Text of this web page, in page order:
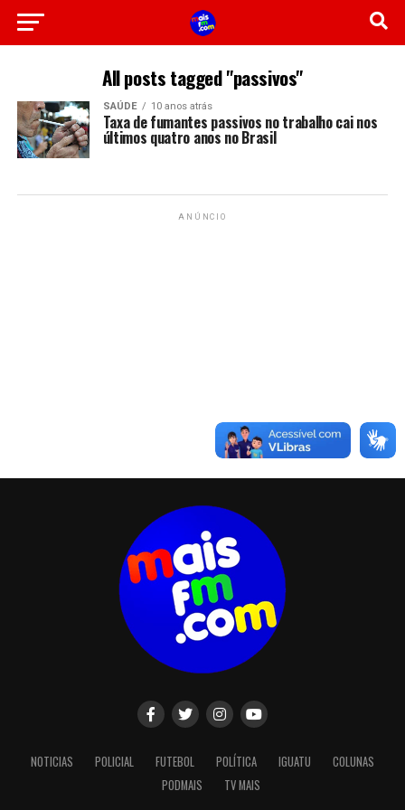
All posts tagged "passivos"
SAÚDE 10 anos atrás
Taxa de fumantes passivos no trabalho cai nos
últimos quatro anos no Brasil
ANÚNCIO
NOTICIAS POLICIAL FUTEBOL POLÍTICA IGUATU
COLUNAS
PODMAIS
TV MAIS